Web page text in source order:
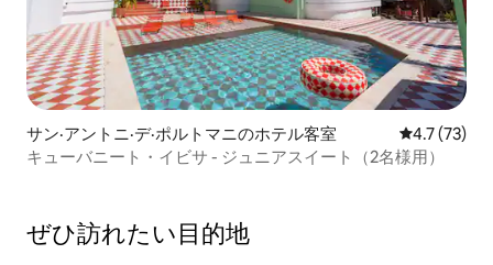
サン·アントニ·デ·ポルトマニのホテル客室 レビュー73
4.7 (73)
キューバニート・イビサ - ジュニアスイート（2名様用）
ぜひ訪⁠れ⁠た⁠い目⁠的⁠地